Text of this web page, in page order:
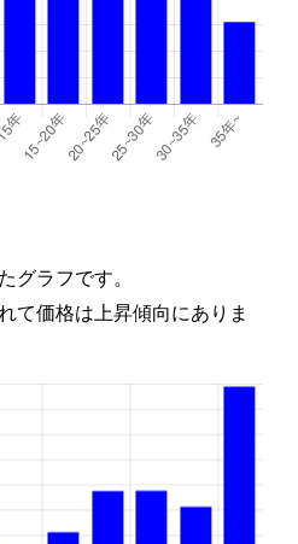
グラフです。
て価格は上昇傾向にありま